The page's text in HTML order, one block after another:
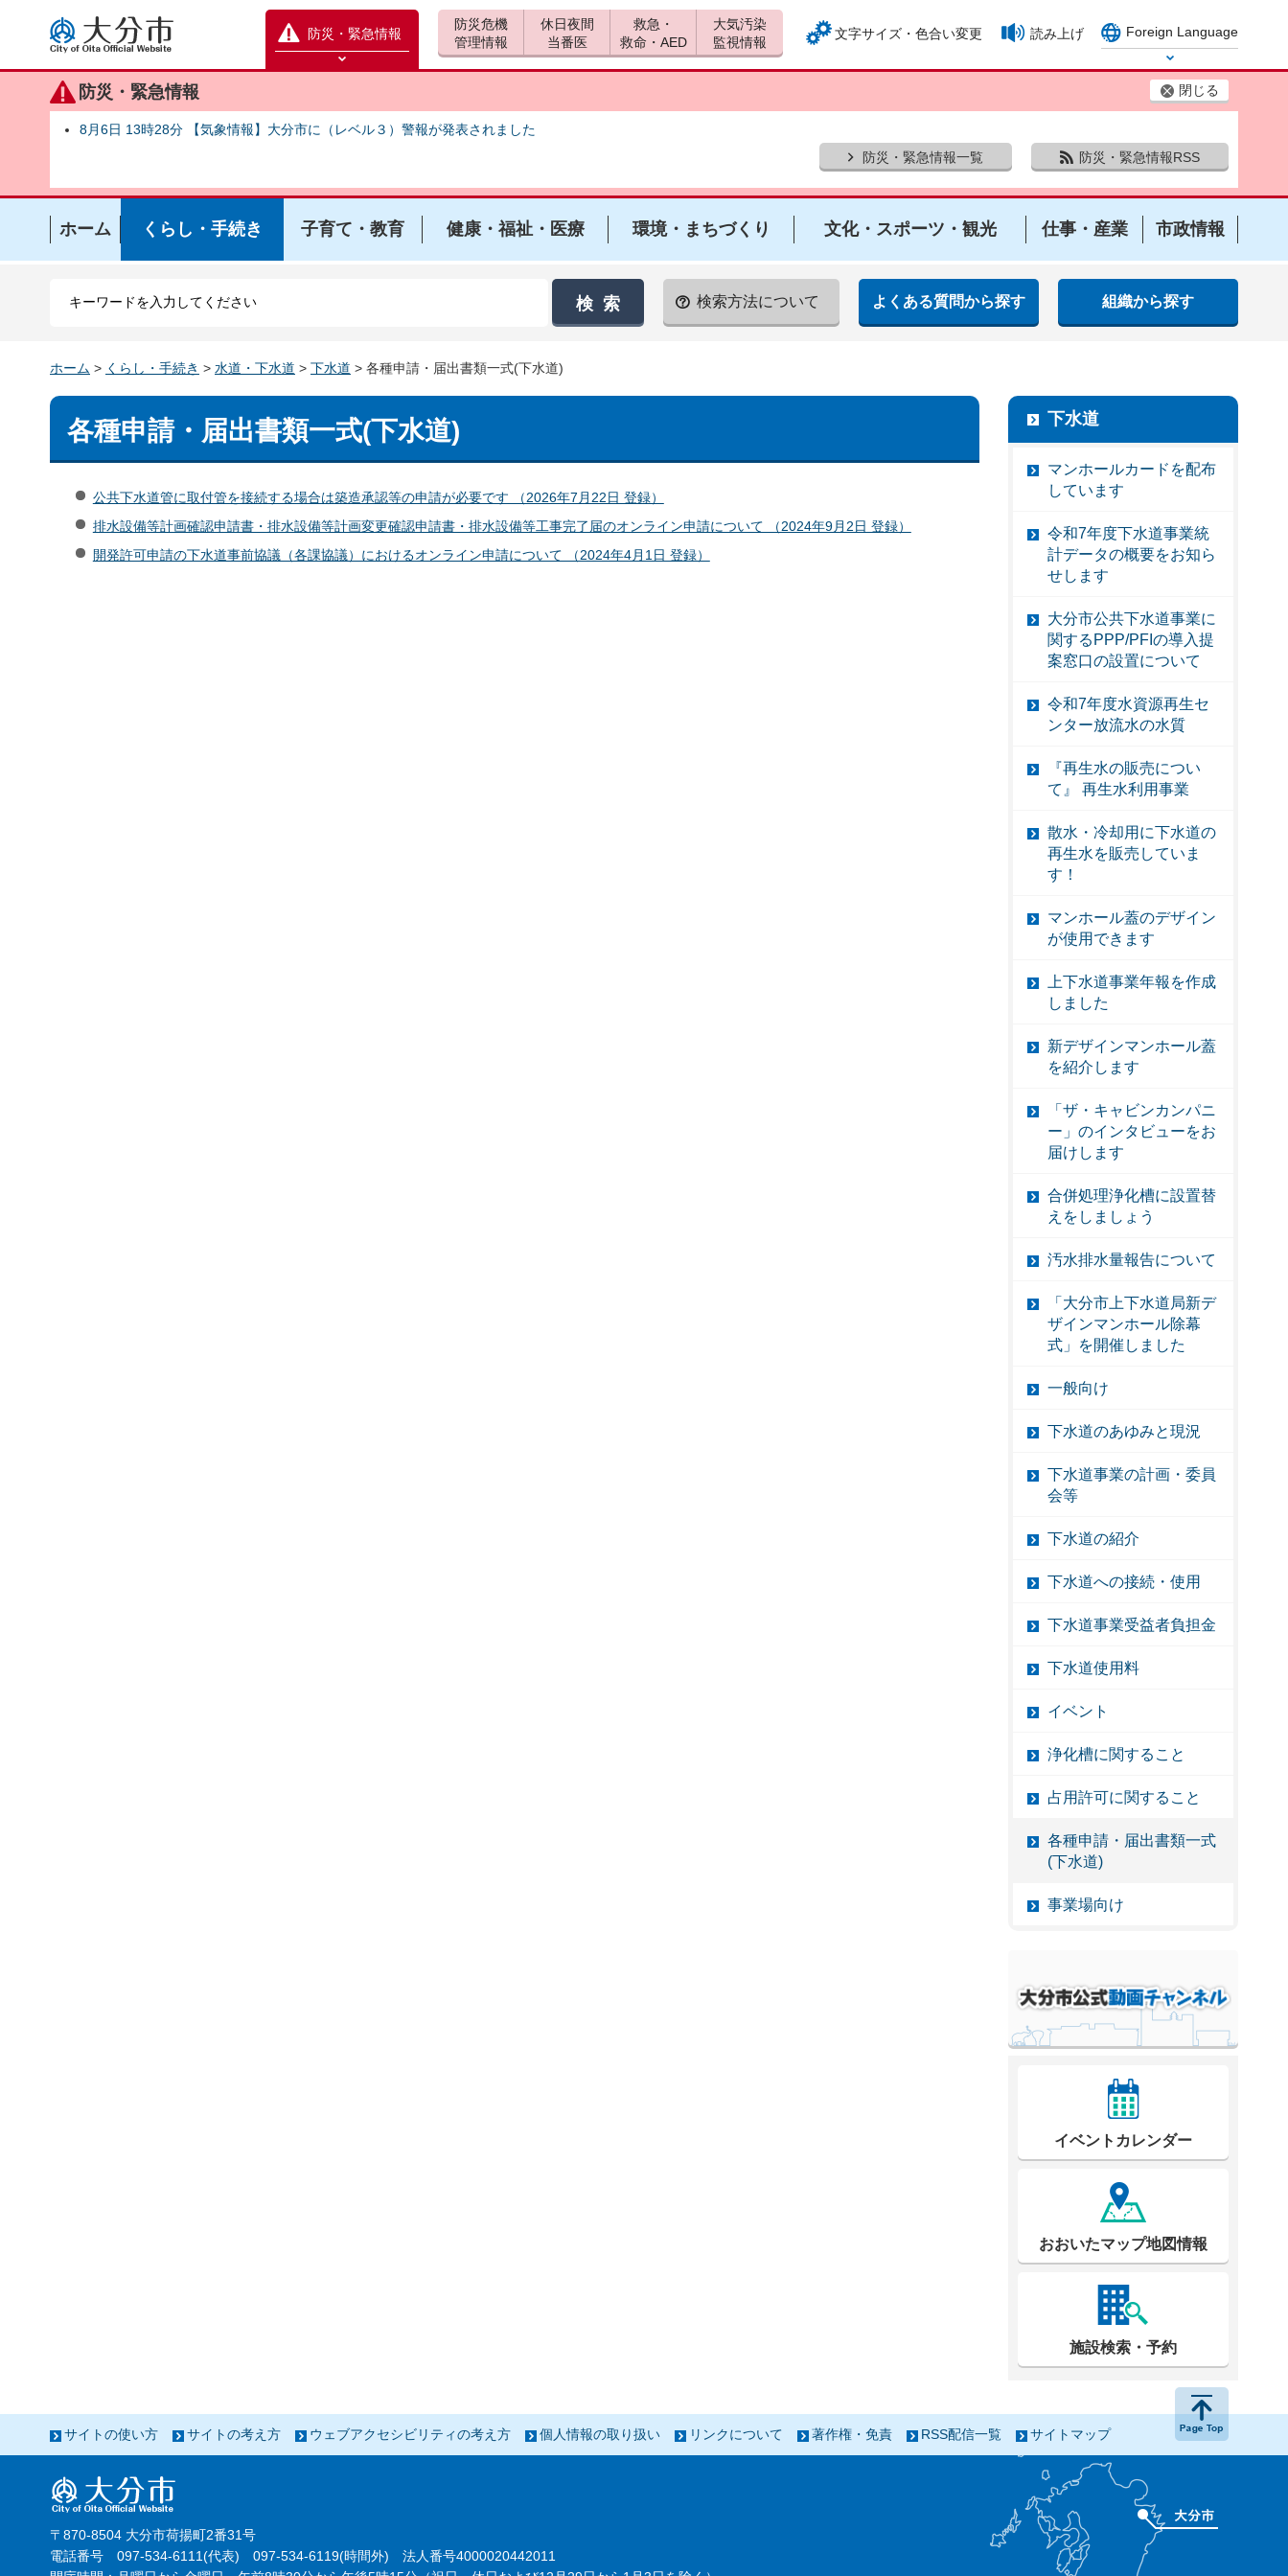
大分市
防災・緊急情報
防災緊急情報を開く
防災・緊急情報 閉じる
8月6日 13時28分 【気象情報】大分市に（レベル３）警報が発表されました
防災・緊急情報一覧
防災・緊急情報RSS
防災危機
管理情報
休日夜間
当番医
救急・
救命・AED
大気汚染
監視情報
文字サイズ・色合い変更 読み上げ
Foreign Language
Select Language
ホーム くらし・手続き 子育て・教育 健康・福祉・医療 環境・まちづくり 文化・スポーツ・観光 仕事・産業 市政情報
検索方法について よくある質問から探す 組織から探す
ホーム > くらし・手続き > 水道・下水道 > 下水道 > 各種申請・届出書類一式(下水道)
各種申請・届出書類一式(下水道)
公共下水道管に取付管を接続する場合は築造承認等の申請が必要です （2026年7月22日 登録）
排水設備等計画確認申請書・排水設備等計画変更確認申請書・排水設備等工事完了届のオンライン申請について （2024年9月2日 登録）
開発許可申請の下水道事前協議（各課協議）におけるオンライン申請について （2024年4月1日 登録）
下水道
マンホールカードを配布
しています
令和7年度下水道事業統
計データの概要をお知ら
せします
大分市公共下水道事業に
関するPPP/PFIの導入提
案窓口の設置について
令和7年度水資源再生セ
ンター放流水の水質
『再生水の販売につい
て』 再生水利用事業
散水・冷却用に下水道の
再生水を販売していま
す！
マンホール蓋のデザイン
が使用できます
上下水道事業年報を作成
しました
新デザインマンホール蓋
を紹介します
「ザ・キャビンカンパニ
ー」のインタビューをお
届けします
合併処理浄化槽に設置替
えをしましょう
汚水排水量報告について
「大分市上下水道局新デ
ザインマンホール除幕
式」を開催しました
一般向け
下水道のあゆみと現況
下水道事業の計画・委員
会等
下水道の紹介
下水道への接続・使用
下水道事業受益者負担金
下水道使用料
イベント
浄化槽に関すること
占用許可に関すること
各種申請・届出書類一式
(下水道)
事業場向け
イベントカレンダー
おおいたマップ地図情報
施設検索・予約
サイトの使い方 サイトの考え方 ウェブアクセシビリティの考え方 個人情報の取り扱い リンクについて 著作権・免責 RSS配信一覧 サイトマップ
〒870-8504 大分市荷揚町2番31号
電話番号 097-534-6111(代表) 097-534-6119(時間外) 法人番号4000020442011